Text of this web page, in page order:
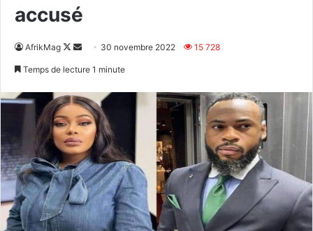
accusé
AfrikMag
Follow
Envoyer30 novembre 2022 15 728
Temps de lecture 1 minute